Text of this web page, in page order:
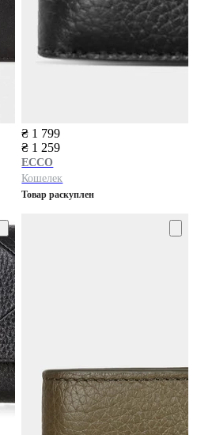
₴ 1 799
₴ 1 259
ECCO
Кошелек
Товар раскуплен